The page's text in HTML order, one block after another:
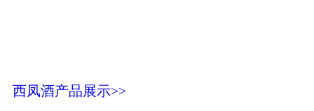
西凤酒产品展示>>